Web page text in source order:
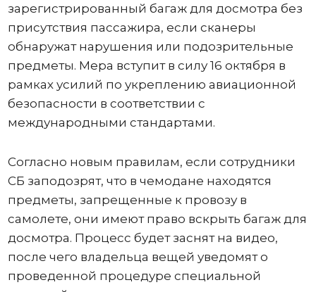
зарегистрированный багаж для досмотра без
присутствия пассажира, если сканеры
обнаружат нарушения или подозрительные
предметы. Мера вступит в силу 16 октября в
рамках усилий по укреплению авиационной
безопасности в соответствии с
международными стандартами.
Согласно новым правилам, если сотрудники
СБ заподозрят, что в чемодане ​​находятся
предметы, запрещенные к провозу в
самолете, они имеют право вскрыть багаж для
досмотра. Процесс будет заснят на видео,
после чего владельца вещей уведомят о
проведенной процедуре специальной